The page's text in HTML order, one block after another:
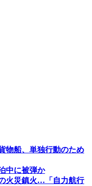
物船、単独行動のため
中に被弾か
火災鎮火…「自力航行